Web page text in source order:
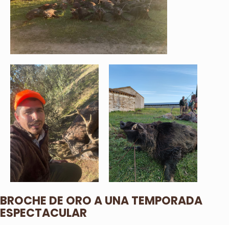
BROCHE DE ORO A UNA TEMPORADA
ESPECTACULAR